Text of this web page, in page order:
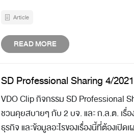
Article
READ MORE
SD Professional Sharing 4/
VDO Clip กิจกรรม SD Professional
ชวนคุยสบายๆ กับ 2 บจ. และ ก.ล.ต. เรื่
ธุรกิจ และข้อมูลอะไรของเรื่องนี้ที่ต้องเปิด